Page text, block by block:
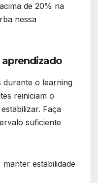
de 20% na
nessa
aprendizado
durante o learning
reiniciam o
Faça
suficiente
estabilidade